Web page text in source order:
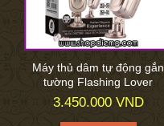
Máy thủ dâm tự động gắn
tường Flashing Lover
3.450.000 VND